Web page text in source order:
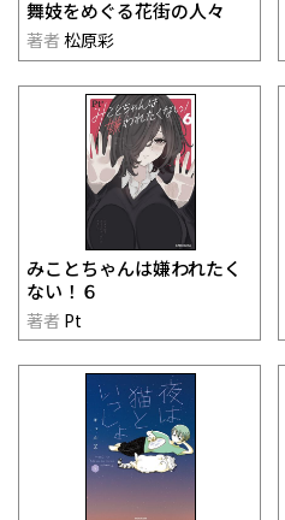
舞妓をめぐる花街の人々
著者 松原彩
みことちゃんは嫌われたく
ない！６
著者 Pt